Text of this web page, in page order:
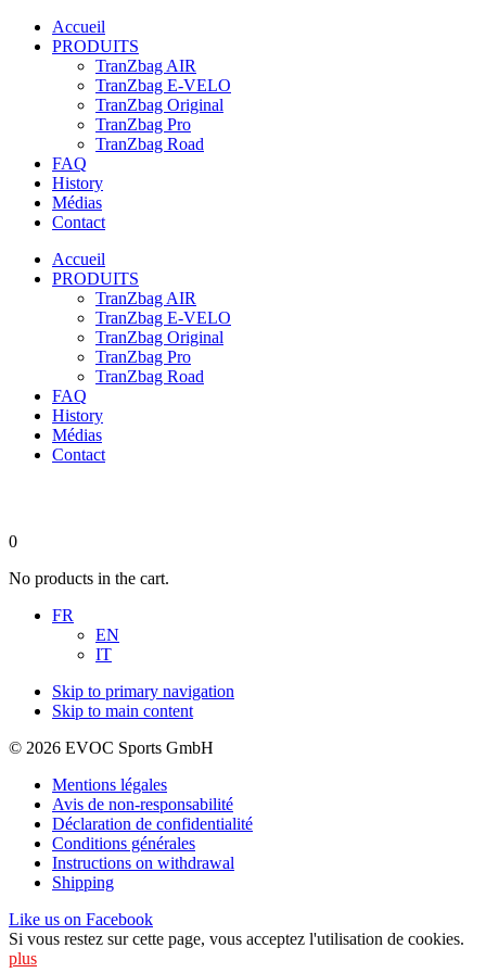
Accueil
PRODUITS
TranZbag AIR
TranZbag E-VELO
TranZbag Original
TranZbag Pro
TranZbag Road
FAQ
History
Médias
Contact
Accueil
PRODUITS
TranZbag AIR
TranZbag E-VELO
TranZbag Original
TranZbag Pro
TranZbag Road
FAQ
History
Médias
Contact
0
No products in the cart.
FR
EN
IT
Skip to primary navigation
Skip to main content
© 2026 EVOC Sports GmbH
Mentions légales
Avis de non-responsabilité
Déclaration de confidentialité
Conditions générales
Instructions on withdrawal
Shipping
Like us on Facebook
Si vous restez sur cette page, vous acceptez l'utilisation de cookies.
plus